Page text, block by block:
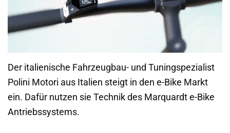
Der italienische Fahrzeugbau- und Tuningspezialist
Polini Motori aus Italien steigt in den e-Bike Markt
ein. Dafür nutzen sie Technik des Marquardt e-Bike
Antriebssystems.